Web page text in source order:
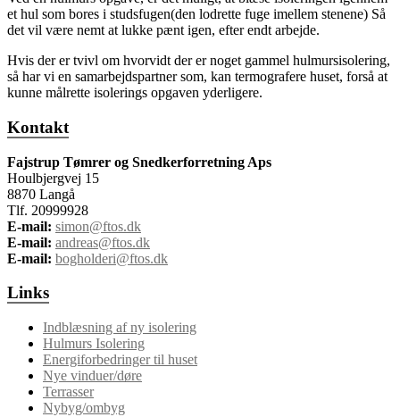
et hul som bores i studsfugen(den lodrette fuge imellem stenene) Så
det vil være nemt at lukke pænt igen, efter endt arbejde.
Hvis der er tvivl om hvorvidt der er noget gammel hulmursisolering,
så har vi en samarbejdspartner som, kan termografere huset, forså at
kunne målrette isolerings opgaven yderligere.
Kontakt
Fajstrup Tømrer og Snedkerforretning Aps
Houlbjergvej 15
8870 Langå
Tlf. 20999928
E-mail: simon@ftos.dk
E-mail: andreas@ftos.dk
E-mail: bogholderi@ftos.dk
Links
Indblæsning af ny isolering
Hulmurs Isolering
Energiforbedringer til huset
Nye vinduer/døre
Terrasser
Nybyg/ombyg